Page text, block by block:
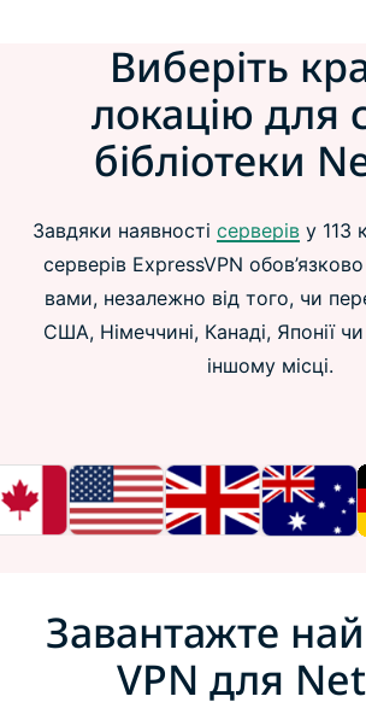
Виберіть
локацію для
бібліотеки
Завдяки наявності серверів у 113
серверів ExpressVPN
вами, незалежно від того, чи
США, Німеччині, Канаді, Японії
іншому місці.
Завантажте
VPN для